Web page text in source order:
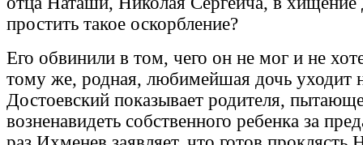
простить такое оскорбление?
Его обвинили в том, чего он не мог и не
тому же, родная, любимейшая дочь уходит
Достоевский показывает родителя,
возненавидеть собственного ребенка за